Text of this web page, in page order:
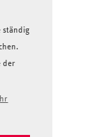
ständig
der